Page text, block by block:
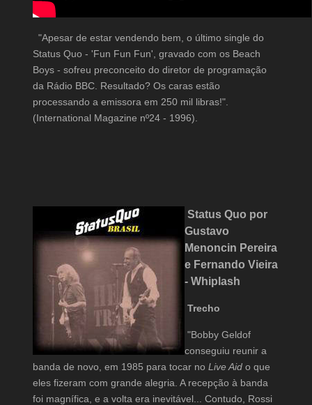
"Apesar de estar vendendo bem, o último single do
Status Quo - 'Fun Fun Fun', gravado com os Beach
Boys - sofreu preconceito do diretor de programação
da Rádio BBC. Resultado? Os caras estão
processando a emissora em 250 mil libras!".
(International Magazine nº24 - 1996).
Status Quo por
Gustavo
Menoncin Pereira
e Fernando Vieira
- Whiplash
Trecho
"Bobby Geldof
conseguiu reunir a
banda de novo, em 1985 para tocar no Live Aido que
eles fizeram com grande alegria. A recepção à banda
foi magnífica, e a volta era inevitável... Contudo, Rossi